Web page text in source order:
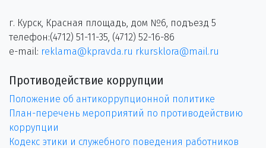
г. Курск, Красная площадь, дом №6, подъезд 5
телефон:(4712) 51-11-35, (4712) 52-16-86
e-mail: reklama@kpravda.ru rkursklora@mail.ru
Противодействие коррупции
Положение об антикоррупционной политике
План-перечень мероприятий по противодействию
коррупции
Кодекс этики и служебного поведения работников